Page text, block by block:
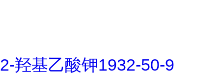
2-羟基乙酸钾1932-50-9